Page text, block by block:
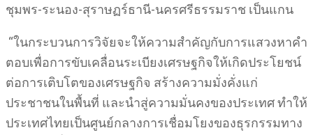
ชุมพร-ระนอง-สุราษฏร์ธานี-นครศรีธรรมราช เป็นแกน
“ในกระบวนการวิจัยจะให้ความสำคัญกับการแสวงหาคำ
ตอบเพื่อการขับเคลื่อนระเบียงเศรษฐกิจให้เกิดประโยชน์
ต่อการเติบโตของเศรษฐกิจ สร้างความมั่งคั่งแก่
ประชาชนในพื้นที่ และนำสู่ความมั่นคงของประเทศ ทำให้
ประเทศไทยเป็นศูนย์กลางการเชื่อมโยงของธุรกรรมทาง